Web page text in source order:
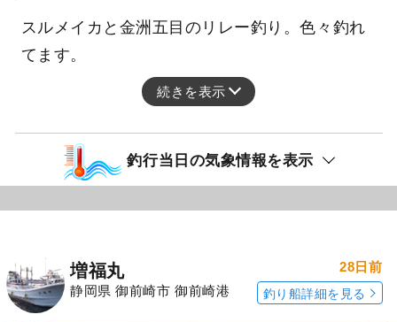
スルメイカと金洲五目のリレー釣り。色々釣れ
てます。
続きを表示
釣行当日の気象情報を表示
増福丸
静岡県 御前崎市 御前崎港
28日前
釣り船詳細を見る